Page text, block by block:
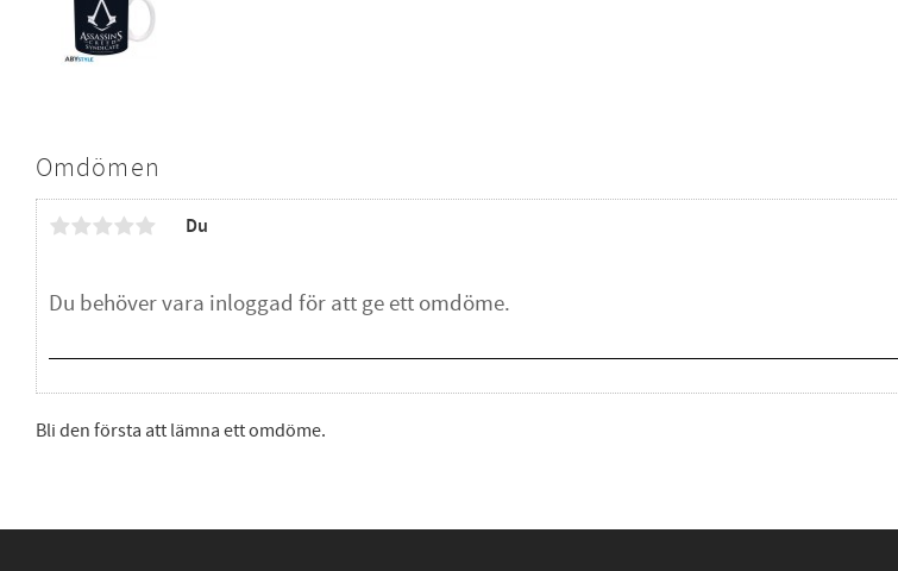
Omdömen
Du
Bli den första att lämna ett omdöme.